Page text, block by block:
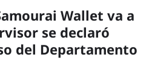
Wallet va a
se declaró
del Departamento